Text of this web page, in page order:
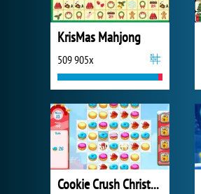
KrisMas Mahjong
509 905x
Cookie Crush Christmas 2